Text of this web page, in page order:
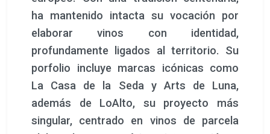
ha mantenido intacta su vocación por
elaborar vinos con identidad,
profundamente ligados al territorio. Su
porfolio incluye marcas icónicas como
La Casa de la Seda y Arts de Luna,
además de LoAlto, su proyecto más
singular, centrado en vinos de parcela